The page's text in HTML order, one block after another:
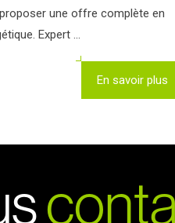
une offre complète en
Expert ...
En savoir plus
scont